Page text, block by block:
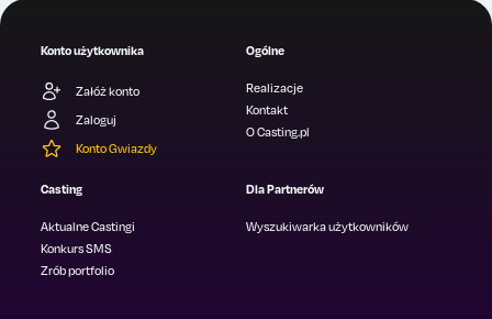
Konto użytkownika
Załóż konto
Zaloguj
Konto Gwiazdy
Ogólne
Realizacje
Kontakt
O Casting.pl
Casting
Aktualne Castingi
Konkurs SMS
Zrób portfolio
Dla Partnerów
Wyszukiwarka użytkowników